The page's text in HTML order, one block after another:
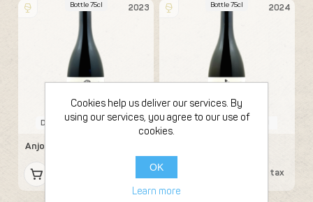
2023
Bottle 75cl
Domaine Pierre Ménard
Anjou "Orion Alpha"
2024
Bottle 75cl
Domaine Pierre Ménard
Chanzé"
32.72 € incl tax
Cookies help us deliver our services. By
using our services, you agree to our use of
cookies.
OK
Learn more